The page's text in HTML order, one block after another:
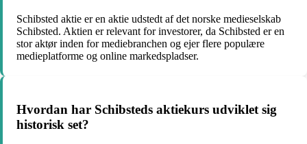
Schibsted aktie er en aktie udstedt af det norske medieselskab
Schibsted. Aktien er relevant for investorer, da Schibsted er en
stor aktør inden for mediebranchen og ejer flere populære
medieplatforme og online markedspladser.
Hvordan har Schibsteds aktiekurs udviklet sig
historisk set?